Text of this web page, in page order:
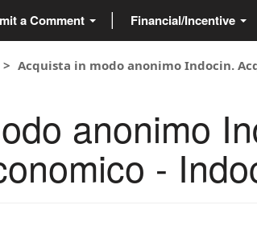
a Comment Financial/Incentive
Acquista in modo anonimo Indocin.
anonimo
-